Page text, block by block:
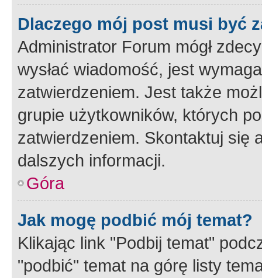
Dlaczego mój post musi być
Administrator Forum mógł
wysłać wiadomość, jest
zatwierdzeniem. Jest także
grupie użytkowników, których
zatwierdzeniem. Skontaktuj się
dalszych informacji.
Góra
Jak mogę podbić mój temat?
Klikając link "Podbij temat"
"podbić" temat na górę listy